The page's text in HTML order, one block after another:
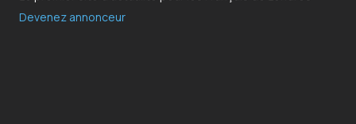
Devenez annonceur